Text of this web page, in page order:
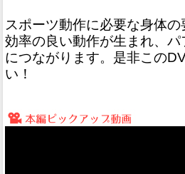
スポーツ動作に必要な身体
効率の良い動作が生まれ、
につながります。是非この
い！